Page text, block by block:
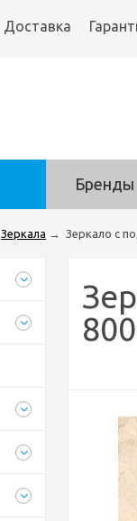
Доставка
Бренды
Зеркала → Зеркало с